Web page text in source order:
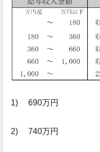
1) 690万円
2) 740万円